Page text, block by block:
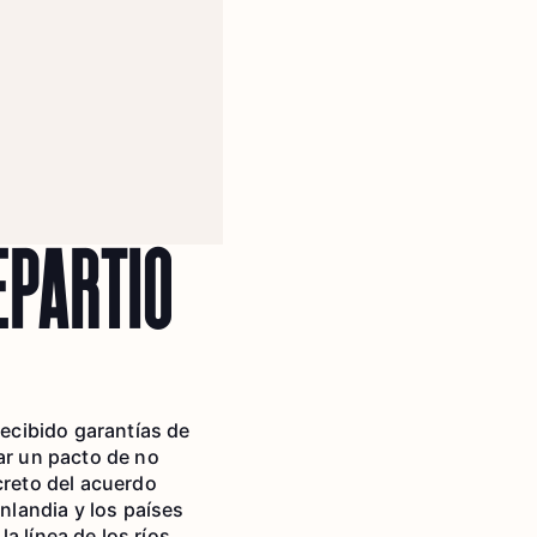
garantías de
un pacto de no
del acuerdo
y los países